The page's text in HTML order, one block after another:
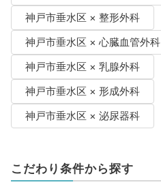
神戸市垂水区 × 整形外科
神戸市垂水区 × 心臓血管外科
神戸市垂水区 × 乳腺外科
神戸市垂水区 × 形成外科
神戸市垂水区 × 泌尿器科
こだわり条件から探す